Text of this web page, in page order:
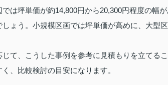
は坪単価が約14,800円から20,300円程度の幅
ょう。小規模区画では坪単価が高めに、大型
て、こうした事例を参考に見積もりを立てる
、比較検討の目安になります。